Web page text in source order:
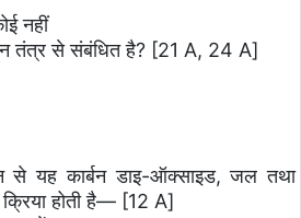
नहीं
तंत्र से संबंधित है? [21 A, 24 A]
से यह कार्बन डाइ-ऑक्साइड, जल तथा
होती है— [12 A]